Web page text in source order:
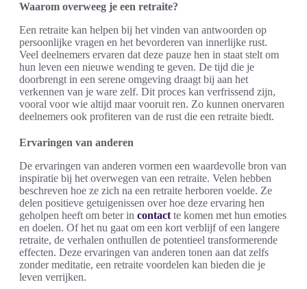
Waarom overweeg je een retraite?
Een retraite kan helpen bij het vinden van antwoorden op
persoonlijke vragen en het bevorderen van innerlijke rust.
Veel deelnemers ervaren dat deze pauze hen in staat stelt om
hun leven een nieuwe wending te geven. De tijd die je
doorbrengt in een serene omgeving draagt bij aan het
verkennen van je ware zelf. Dit proces kan verfrissend zijn,
vooral voor wie altijd maar vooruit ren. Zo kunnen onervaren
deelnemers ook profiteren van de rust die een retraite biedt.
Ervaringen van anderen
De ervaringen van anderen vormen een waardevolle bron van
inspiratie bij het overwegen van een retraite. Velen hebben
beschreven hoe ze zich na een retraite herboren voelde. Ze
delen positieve getuigenissen over hoe deze ervaring hen
geholpen heeft om beter in contact te komen met hun emoties
en doelen. Of het nu gaat om een kort verblijf of een langere
retraite, de verhalen onthullen de potentieel transformerende
effecten. Deze ervaringen van anderen tonen aan dat zelfs
zonder meditatie, een retraite voordelen kan bieden die je
leven verrijken.